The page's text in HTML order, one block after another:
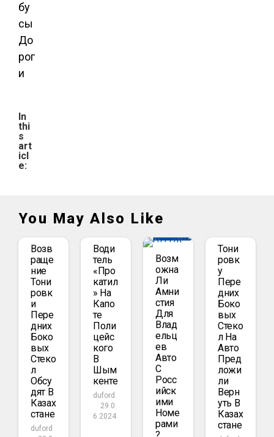
бу
сы
До
рог
и
In
thi
s
art
icl
e:
You May Also Like
Возв
Раще
Ние
Тони
Ровк
И
Пере
Дних
Боко
Вых
Стеко
Л
Обсу
Дят В
Казах
Стане
duford
Води
Тель
«про
Катил
» На
Капо
Те
Поли
Цейс
Кого
В
Шым
Кенте
duford
29.0
6.2024
Возм
Ожна
Ли
Амни
Стия
Для
Влад
Ельц
Ев
Авто
С
Росс
Ийск
Ими
Номе
Рами
Тони
Ровк
У
Пере
Дних
Боко
Вых
Стеко
Л На
Авто
Пред
Ложи
Ли
Верн
Уть В
Казах
Стане